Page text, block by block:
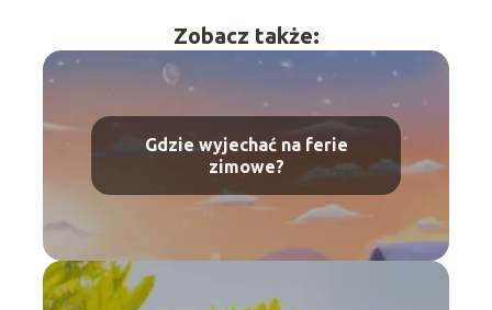
Zobacz także:
Gdzie wyjechać na ferie
zimowe?